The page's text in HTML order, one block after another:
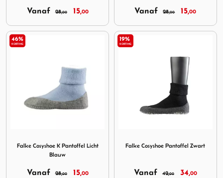
Vanaf28,00 15,00 Vanaf28,00 15,00
46%
KORTING
Falke Cosyshoe K Pantoffel Licht
Blauw
Vanaf28,00 15,00
19%
KORTING
Falke Cosyshoe Pantoffel Zwart
Vanaf42,00 34,00